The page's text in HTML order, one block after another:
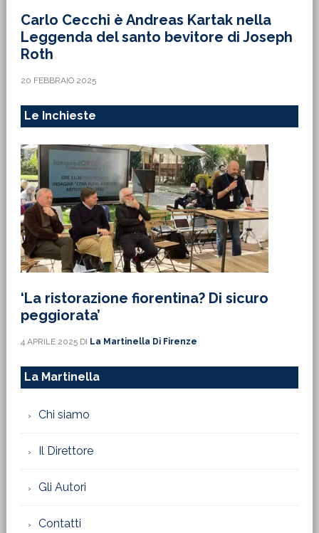
Carlo Cecchi è Andreas Kartak nella
Leggenda del santo bevitore di Joseph
Roth
20 FEBBRAIO 2025
Le Inchieste
‘La ristorazione fiorentina? Di sicuro
peggiorata’
4 APRILE 2025DI La Martinella Di Firenze
La Martinella
Chi siamo
Il Direttore
Gli Autori
Contatti